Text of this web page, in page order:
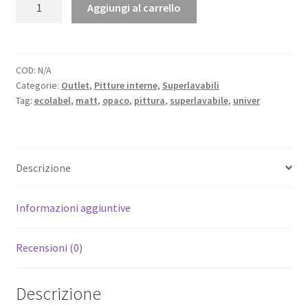
quantità
Aggiungi al carrello
COD: N/A
Categorie: Outlet, Pitture interne, Superlavabili
Tag: ecolabel, matt, opaco, pittura, superlavabile, univer
Descrizione
Informazioni aggiuntive
Recensioni (0)
Descrizione